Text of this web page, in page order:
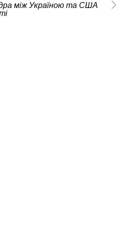
між Україною та США